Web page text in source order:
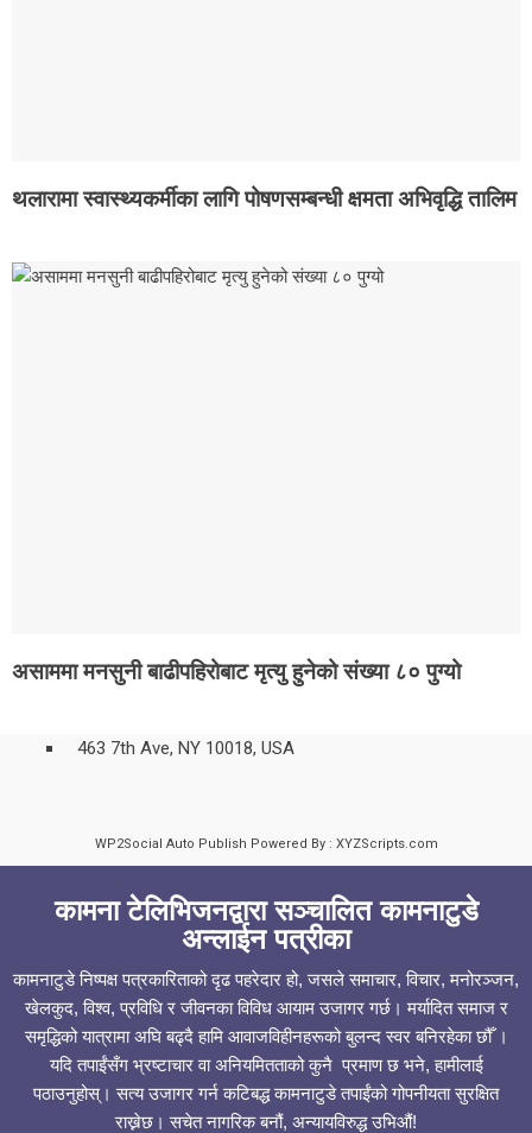
थलारामा स्वास्थ्यकर्मीका लागि पोषणसम्बन्धी क्षमता अभिवृद्धि तालिम
असाममा मनसुनी बाढीपहिरोबाट मृत्यु हुनेको संख्या ८० पुग्यो
463 7th Ave, NY 10018, USA
WP2Social Auto Publish Powered By : XYZScripts.com
कामना टेलिभिजनद्वारा सञ्चालित कामनाटुडे
अन्लाईन पत्रीका
कामनाटुडे निष्पक्ष पत्रकारिताको दृढ पहरेदार हो, जसले समाचार, विचार, मनोरञ्जन,
खेलकुद, विश्व, प्रविधि र जीवनका विविध आयाम उजागर गर्छ। मर्यादित समाज र
समृद्धिको यात्रामा अघि बढ्दै हामि आवाजविहीनहरूको बुलन्द स्वर बनिरहेका छौँ ।
यदि तपाईंसँग भ्रष्टाचार वा अनियमितताको कुनै प्रमाण छ भने, हामीलाई
पठाउनुहोस्। सत्य उजागर गर्न कटिबद्ध कामनाटुडे तपाईंको गोपनीयता सुरक्षित
राख्नेछ। सचेत नागरिक बनौं, अन्यायविरुद्ध उभिऔं!